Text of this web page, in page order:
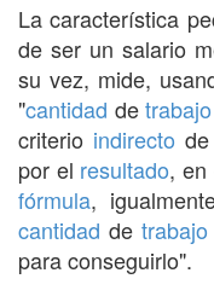
La característica
de ser un salario
su vez, mide,
"cantidad detrabajo
criterio indirecto
por el resultado, en
fórmula,
cantidad detrabajo
para conseguirlo".